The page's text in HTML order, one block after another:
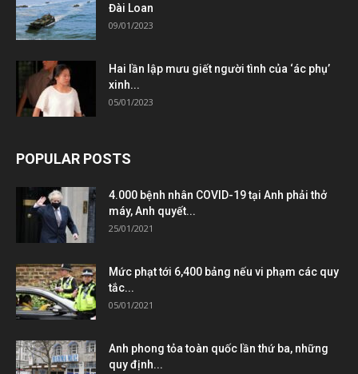
Đài Loan
09/01/2023
Hai lần lập mưu giết người tình của ‘ác phụ’
xinh...
05/01/2023
POPULAR POSTS
4.000 bệnh nhân COVID-19 tại Anh phải thở
máy, Anh quyết...
25/01/2021
Mức phạt tới 6,400 bảng nếu vi phạm các quy
tắc...
05/01/2021
Anh phong tỏa toàn quốc lần thứ ba, những
quy định...